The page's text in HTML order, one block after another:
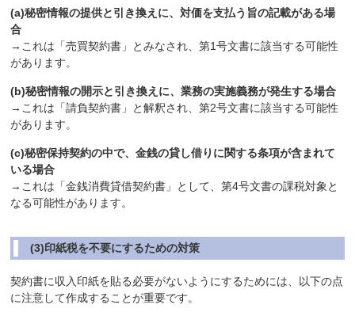
(a)秘密情報の提供と引き換えに、対価を支払う旨の記載がある場
合
→これは「売買契約書」とみなされ、第1号文書に該当する可能性
があります。
(b)秘密情報の開示と引き換えに、業務の実施義務が発生する場合
→これは「請負契約書」と解釈され、第2号文書に該当する可能性
があります。
(c)秘密保持契約の中で、金銭の貸し借りに関する条項が含まれて
いる場合
→これは「金銭消費貸借契約書」として、第4号文書の課税対象と
なる可能性があります。
(3)印紙税を不要にするための対策
契約書に収入印紙を貼る必要がないようにするためには、以下の点
に注意して作成することが重要です。